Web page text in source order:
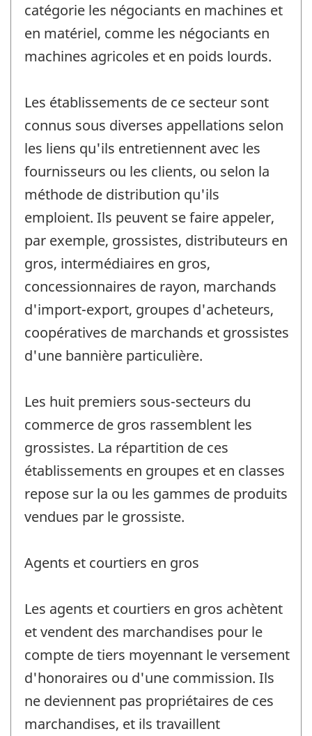
catégorie les négociants en machines et
en matériel, comme les négociants en
machines agricoles et en poids lourds.
Les établissements de ce secteur sont
connus sous diverses appellations selon
les liens qu'ils entretiennent avec les
fournisseurs ou les clients, ou selon la
méthode de distribution qu'ils
emploient. Ils peuvent se faire appeler,
par exemple, grossistes, distributeurs en
gros, intermédiaires en gros,
concessionnaires de rayon, marchands
d'import-export, groupes d'acheteurs,
coopératives de marchands et grossistes
d'une bannière particulière.
Les huit premiers sous-secteurs du
commerce de gros rassemblent les
grossistes. La répartition de ces
établissements en groupes et en classes
repose sur la ou les gammes de produits
vendues par le grossiste.
Agents et courtiers en gros
Les agents et courtiers en gros achètent
et vendent des marchandises pour le
compte de tiers moyennant le versement
d'honoraires ou d'une commission. Ils
ne deviennent pas propriétaires de ces
marchandises, et ils travaillent